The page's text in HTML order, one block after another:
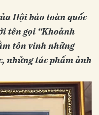
Hội báo toàn quốc
tên gọi “Khoảnh
tôn vinh những
những tác phẩm ảnh